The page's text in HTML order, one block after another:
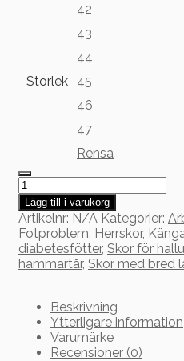
Storlek
42
43
44
45
46
47
Rensa
New
Feet
Känga
med
karborre
242-
34-
mängd
Lägg till i varukorg
Artikelnr: N/A Kategorier:
Fotproblem Herrskor,
diabetesfötter, Skor för
hammartår, Skor med bred
Beskrivning
Ytterligare information
Varumärke
Recensioner (0)